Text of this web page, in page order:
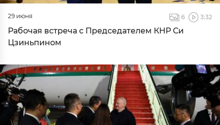
29 июня 6 3:32
Рабочая встреча с Председателем КНР Си
Цзиньпином